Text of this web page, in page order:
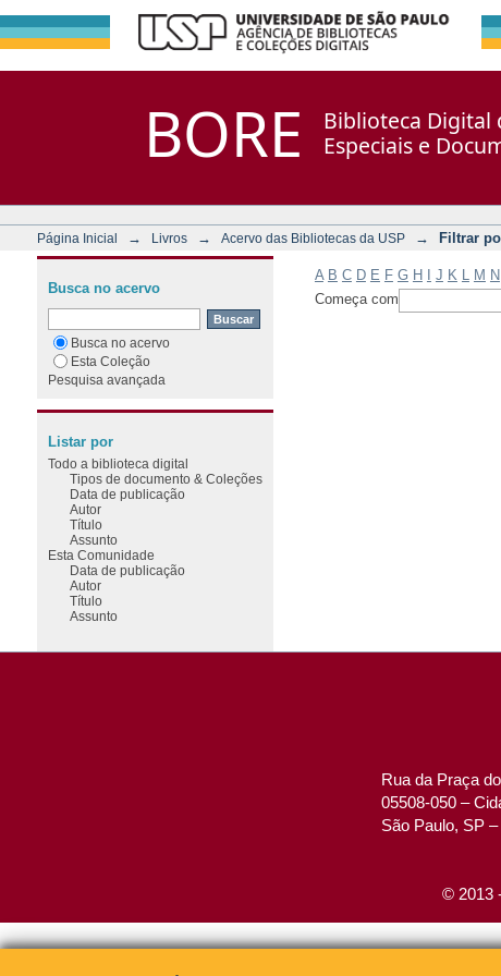
BORE
Biblioteca Digital
Especiais e
Página Inicial → Livros → Acervo das Bibliotecas da USP → Filtrar
A B C D E F G H J K M N
Começa com
Busca no acervo
Busca no acervo
Esta Coleção
Pesquisa avançada
Listar por
Todo a biblioteca digital
Tipos de documento & Coleções
Data de publicação
Autor
Título
Assunto
Esta Comunidade
Data de publicação
Autor
Título
Assunto
Rua da Praça
05508-050 –
São Paulo, SP
© 2013